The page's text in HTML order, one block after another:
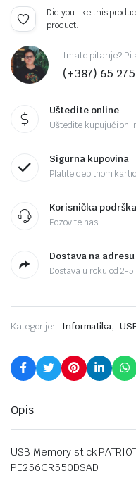
Did you like this
product.
Imate pitanje?
(+387) 65
Uštedite online
Uštedite kupujući
Sigurna kupovina
Platite debitnom
Korisnička podrška
Pozovite nas
Dostava na adresu
Dostava u roku od 2-
Kategorije: Informatika,
Opis
USB Memory stick
PE256GR550DSAD